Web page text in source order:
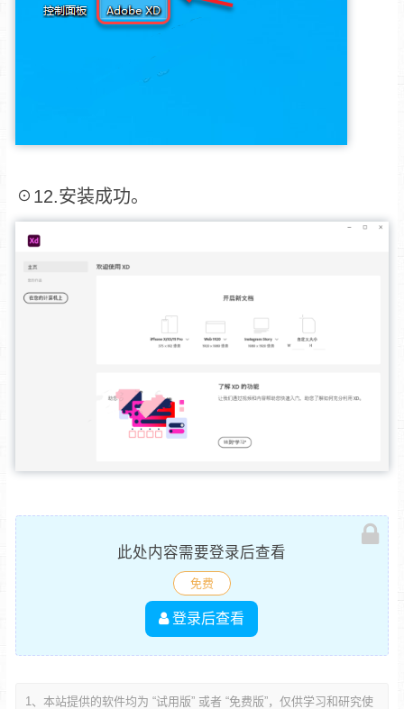
☉12.安装成功。
此处内容需要登录后查看
免费
登录后查看
1、本站提供的软件均为 “试用版” 或者 “免费版”，仅供学习和研究使